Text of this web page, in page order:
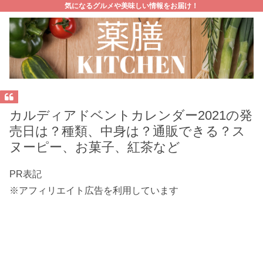
気になるグルメや美味しい情報をお届け！
カルディアドベントカレンダー2021の発
売日は？種類、中身は？通販できる？ス
ヌーピー、お菓子、紅茶など
PR表記
※アフィリエイト広告を利用しています